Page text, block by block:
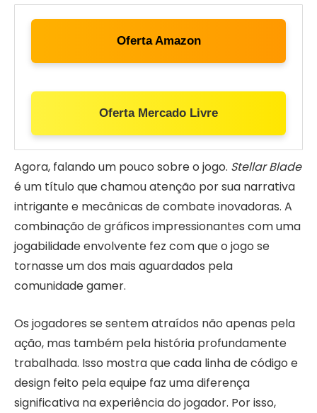
Oferta Amazon
Oferta Mercado Livre
Agora, falando um pouco sobre o jogo. Stellar Blade
é um título que chamou atenção por sua narrativa
intrigante e mecânicas de combate inovadoras. A
combinação de gráficos impressionantes com uma
jogabilidade envolvente fez com que o jogo se
tornasse um dos mais aguardados pela
comunidade gamer.
Os jogadores se sentem atraídos não apenas pela
ação, mas também pela história profundamente
trabalhada. Isso mostra que cada linha de código e
design feito pela equipe faz uma diferença
significativa na experiência do jogador. Por isso,